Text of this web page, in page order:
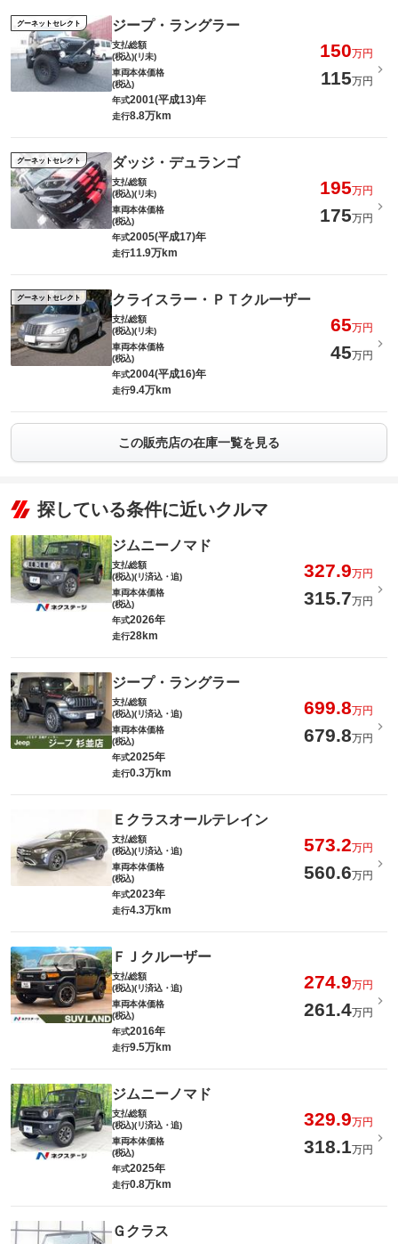
グーネットセレクト ジープ・ラングラー
支払総額
(税込)(リ未)
150万円
車両本体価格
(税込)
115万円
年式2001(平成13)年
走行8.8万km
グーネットセレクト ダッジ・デュランゴ
支払総額
(税込)(リ未)
195万円
車両本体価格
(税込)
175万円
年式2005(平成17)年
走行11.9万km
グーネットセレクト クライスラー・ＰＴクルーザー
支払総額
(税込)(リ未)
65万円
車両本体価格
(税込)
45万円
年式2004(平成16)年
走行9.4万km
この販売店の在庫一覧を見る
探している条件に近いクルマ
ジムニーノマド
支払総額
(税込)(リ済込・追)
327.9万円
車両本体価格
(税込)
315.7万円
年式2026年
走行28km
ジープ・ラングラー
支払総額
(税込)(リ済込・追)
699.8万円
車両本体価格
(税込)
679.8万円
年式2025年
走行0.3万km
Ｅクラスオールテレイン
支払総額
(税込)(リ済込・追)
573.2万円
車両本体価格
(税込)
560.6万円
年式2023年
走行4.3万km
ＦＪクルーザー
支払総額
(税込)(リ済込・追)
274.9万円
車両本体価格
(税込)
261.4万円
年式2016年
走行9.5万km
ジムニーノマド
支払総額
(税込)(リ済込・追)
329.9万円
車両本体価格
(税込)
318.1万円
年式2025年
走行0.8万km
Ｇクラス